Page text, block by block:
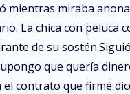
miraba
La chica con peluca
de su
que quería
contrato que firmé